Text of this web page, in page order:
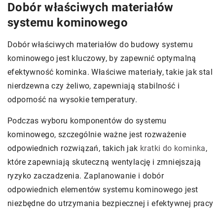
Dobór właściwych materiałów
systemu kominowego
Dobór właściwych materiałów do budowy systemu
kominowego jest kluczowy, by zapewnić optymalną
efektywność kominka. Właściwe materiały, takie jak stal
nierdzewna czy żeliwo, zapewniają stabilność i
odporność na wysokie temperatury.
Podczas wyboru komponentów do systemu
kominowego, szczególnie ważne jest rozważenie
odpowiednich rozwiązań, takich jak kratki do kominka,
które zapewniają skuteczną wentylację i zmniejszają
ryzyko zaczadzenia. Zaplanowanie i dobór
odpowiednich elementów systemu kominowego jest
niezbędne do utrzymania bezpiecznej i efektywnej pracy